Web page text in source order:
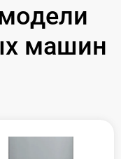
машин